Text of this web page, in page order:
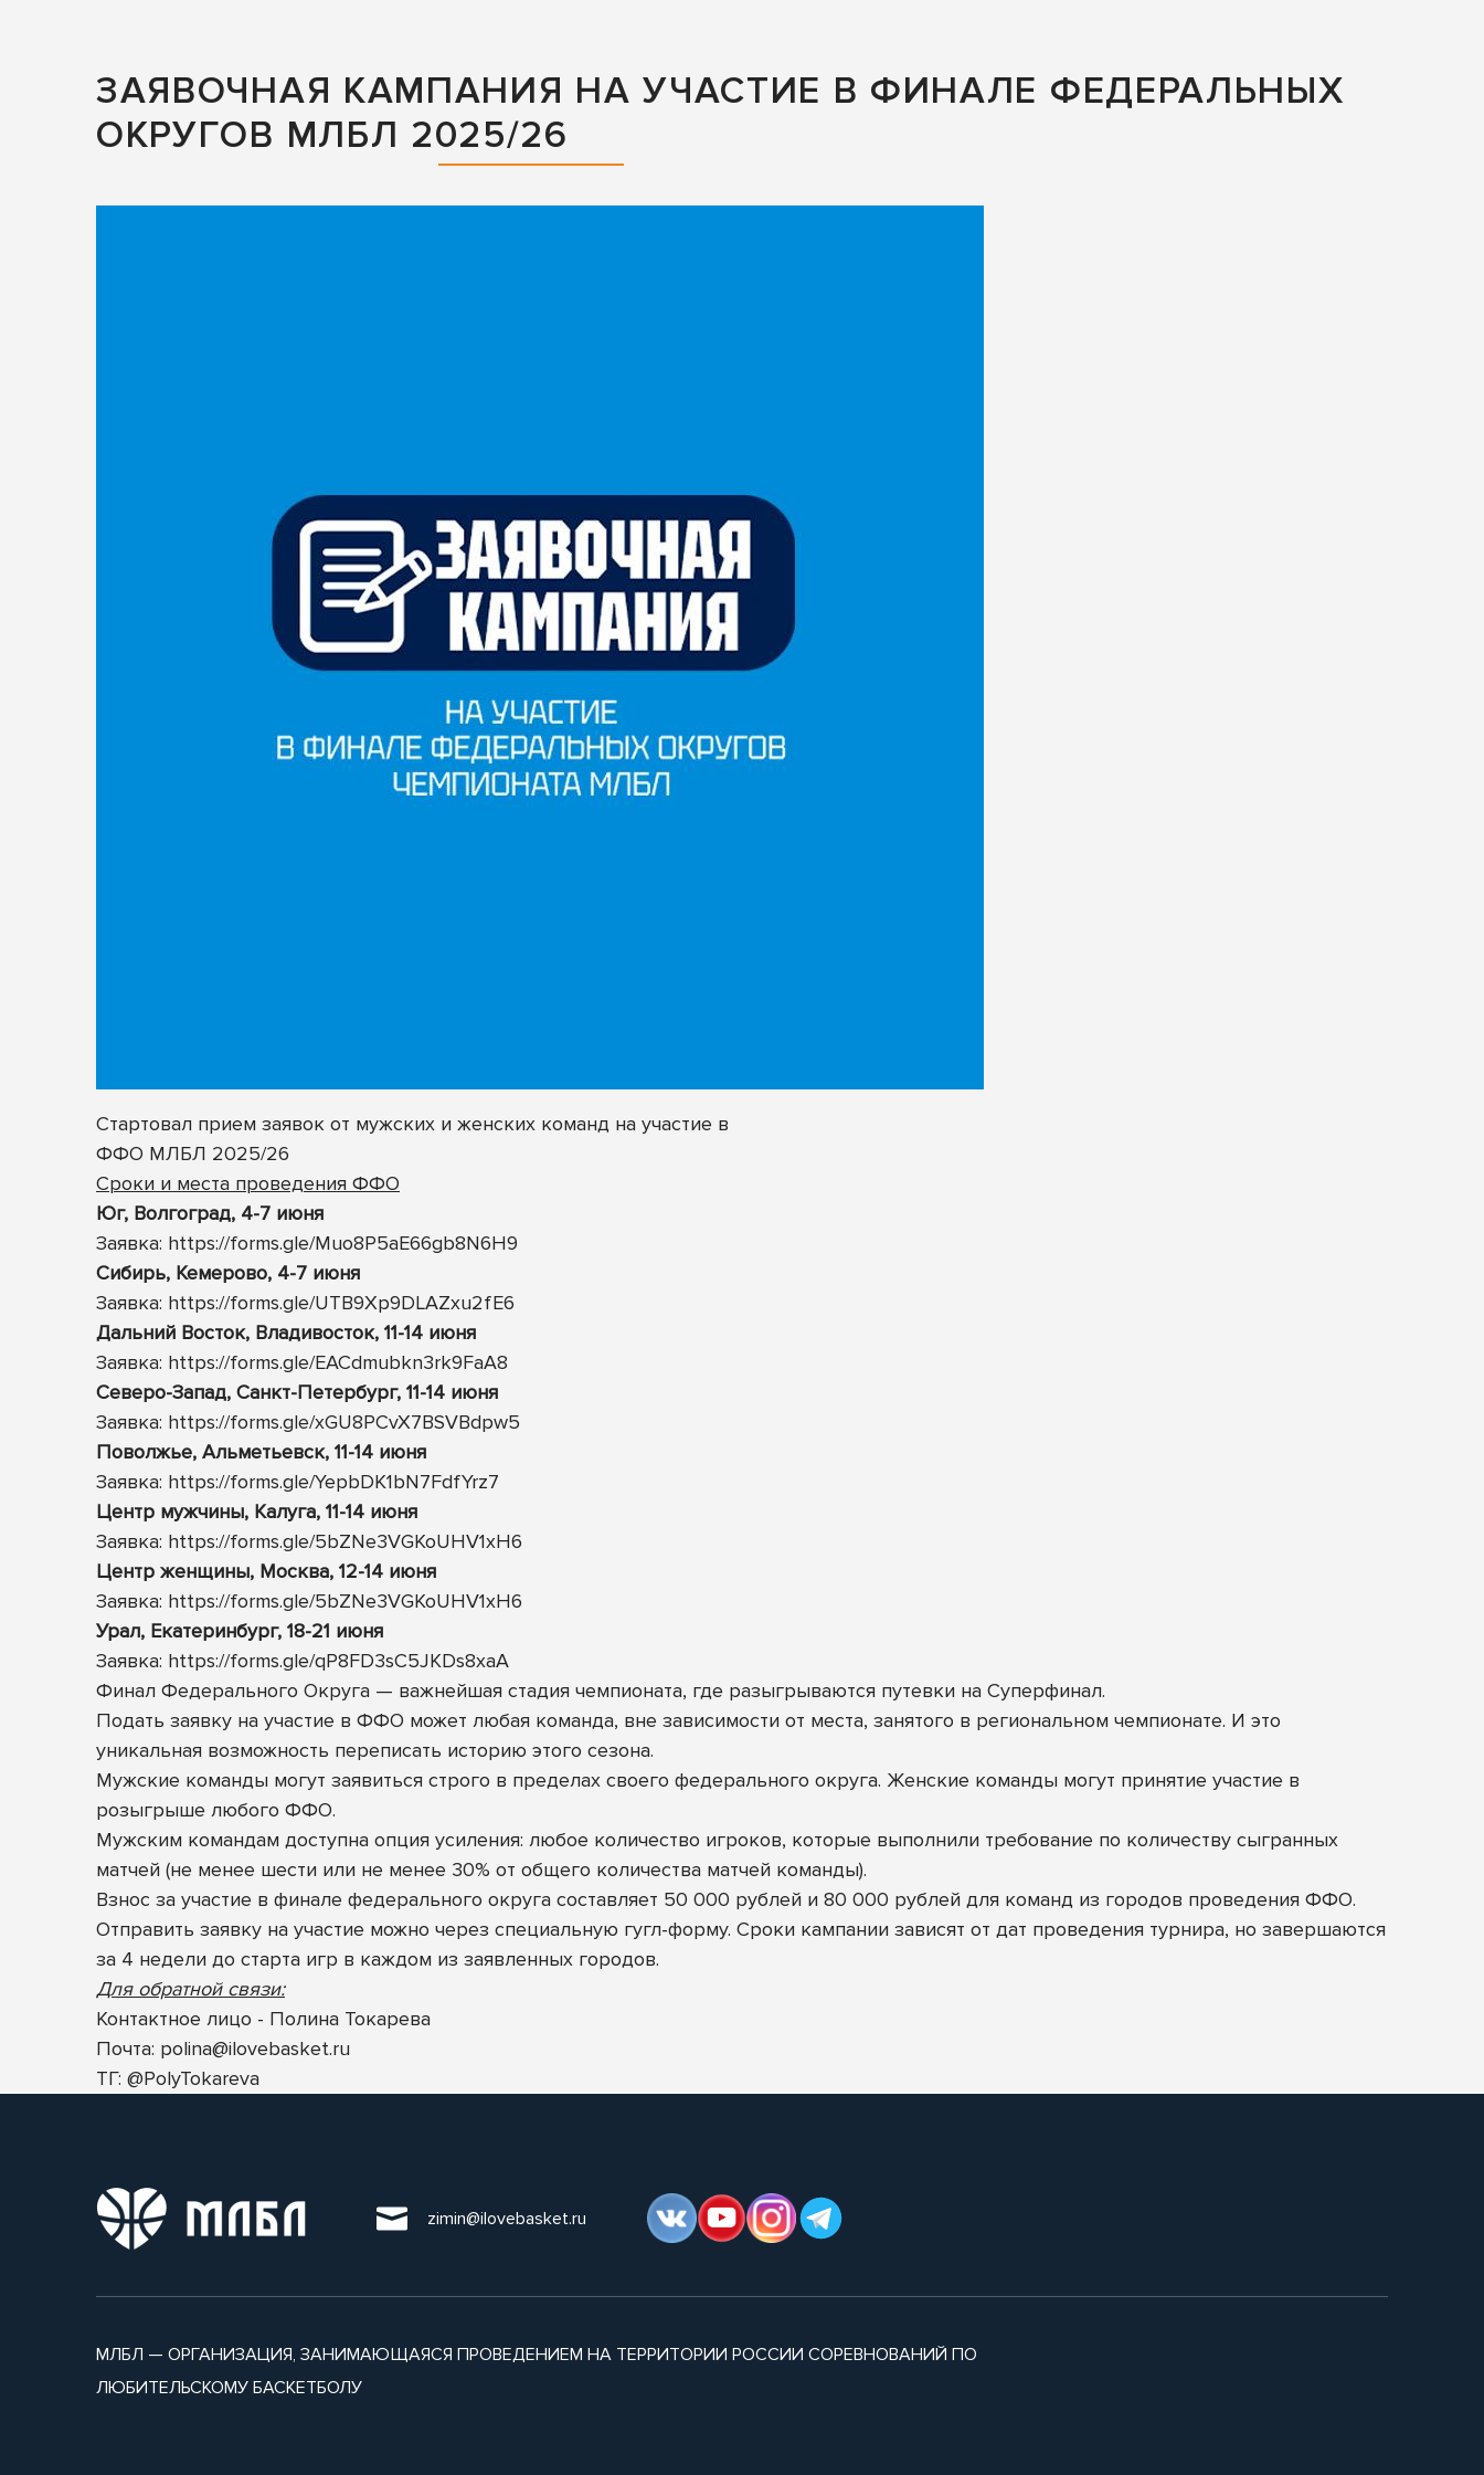
ЗАЯВОЧНАЯ КАМПАНИЯ НА УЧАСТИЕ В ФИНАЛЕ ФЕДЕРАЛЬНЫХ
ОКРУГОВ МЛБЛ 2025/26
Стартовал прием заявок от мужских и женских команд на участие в
ФФО МЛБЛ 2025/26
Сроки и места проведения ФФО
Юг, Волгоград, 4-7 июня
Заявка: https://forms.gle/Muo8P5aE66gb8N6H9
Сибирь, Кемерово, 4-7 июня
Заявка: https://forms.gle/UTB9Xp9DLAZxu2fE6
Дальний Восток, Владивосток, 11-14 июня
Заявка: https://forms.gle/EACdmubkn3rk9FaA8
Северо-Запад, Санкт-Петербург, 11-14 июня
Заявка: https://forms.gle/xGU8PCvX7BSVBdpw5
Поволжье, Альметьевск, 11-14 июня
Заявка: https://forms.gle/YepbDK1bN7FdfYrz7
Центр мужчины, Калуга, 11-14 июня
Заявка: https://forms.gle/5bZNe3VGKoUHV1xH6
Центр женщины, Москва, 12-14 июня
Заявка: https://forms.gle/5bZNe3VGKoUHV1xH6
Урал, Екатеринбург, 18-21 июня
Заявка: https://forms.gle/qP8FD3sC5JKDs8xaA
Финал Федерального Округа — важнейшая стадия чемпионата, где разыгрываются путевки на Суперфинал.
Подать заявку на участие в ФФО может любая команда, вне зависимости от места, занятого в региональном чемпионате. И это
уникальная возможность переписать историю этого сезона.
Мужские команды могут заявиться строго в пределах своего федерального округа. Женские команды могут принятие участие в
розыгрыше любого ФФО.
Мужским командам доступна опция усиления: любое количество игроков, которые выполнили требование по количеству сыгранных
матчей (не менее шести или не менее 30% от общего количества матчей команды).
Взнос за участие в финале федерального округа составляет 50 000 рублей и 80 000 рублей для команд из городов проведения ФФО.
Отправить заявку на участие можно через специальную гугл-форму. Сроки кампании зависят от дат проведения турнира, но завершаются
за 4 недели до старта игр в каждом из заявленных городов.
Для обратной связи:
Контактное лицо - Полина Токарева
Почта: polina@ilovebasket.ru
ТГ: @PolyTokareva
zimin@ilovebasket.ru
МЛБЛ — ОРГАНИЗАЦИЯ, ЗАНИМАЮЩАЯСЯ ПРОВЕДЕНИЕМ НА ТЕРРИТОРИИ РОССИИ СОРЕВНОВАНИЙ ПО
ЛЮБИТЕЛЬСКОМУ БАСКЕТБОЛУ